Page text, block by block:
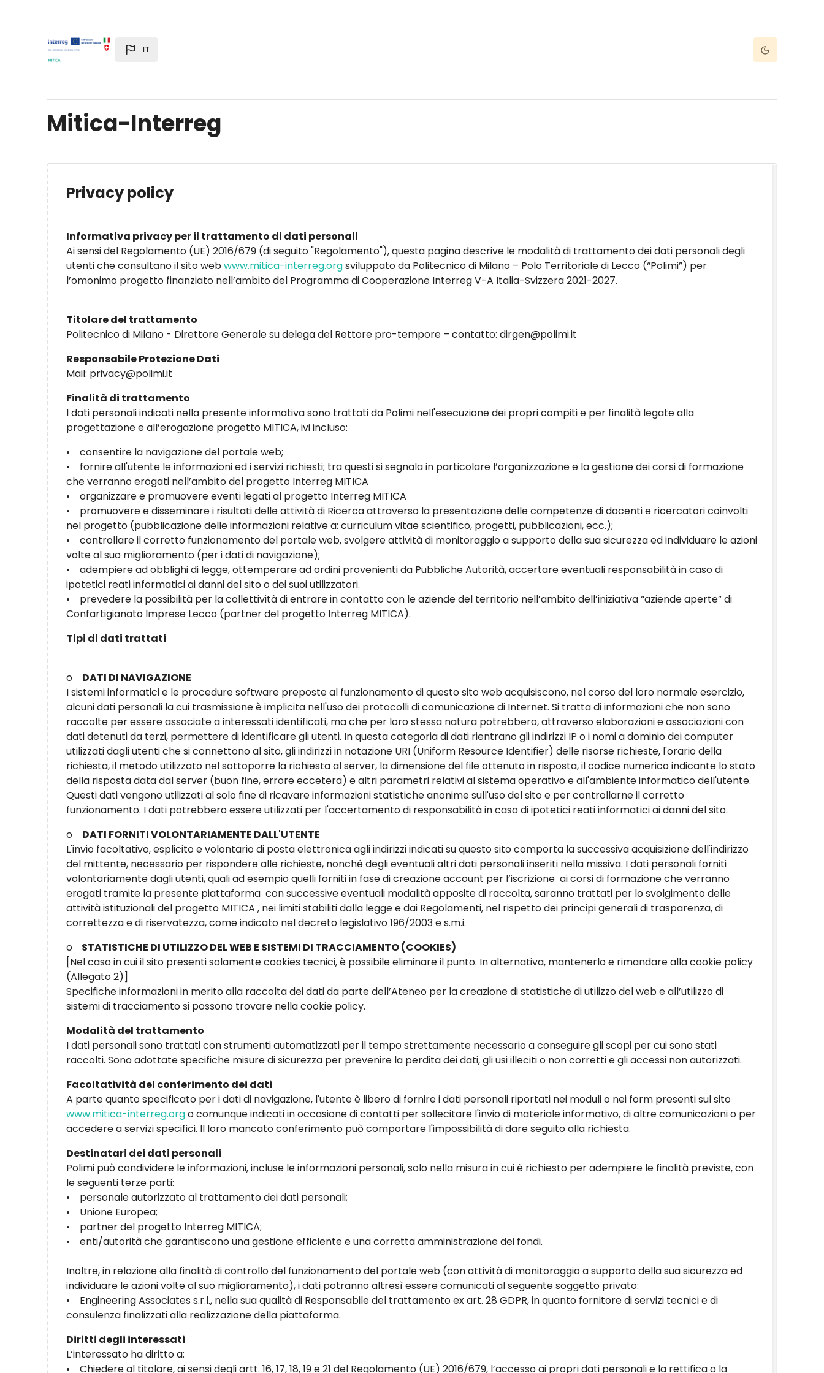
IT Dark Mode
Mitica-Interreg
Privacy policy
Informativa privacy per il trattamento di dati personali
Ai sensi del Regolamento (UE) 2016/679 (di seguito "Regolamento"), questa pagina descrive le modalità di trattamento dei dati personali degli
utenti che consultano il sito webwww.mitica-interreg.orgsviluppato da Politecnico di Milano – Polo Territoriale di Lecco (“Polimi”) per
l’omonimo progetto finanziato nell’ambito del Programma di Cooperazione Interreg V-A Italia-Svizzera 2021-2027.
Titolare del trattamento
Politecnico di Milano - Direttore Generale su delega del Rettore pro-tempore – contatto: dirgen@polimi.it
Responsabile Protezione Dati
Mail: privacy@polimi.it
Finalità di trattamento
I dati personali indicati nella presente informativa sono trattati da Polimi nell'esecuzione dei propri compiti e per finalità legate alla
progettazione e all’erogazione progetto MITICA, ivi incluso:
• consentire la navigazione del portale web;
• fornire all'utente le informazioni ed i servizi richiesti; tra questi si segnala in particolare l’organizzazione e la gestione dei corsi di formazione
che verranno erogati nell’ambito del progetto Interreg MITICA
• organizzare e promuovere eventi legati al progetto Interreg MITICA
• promuovere e disseminare i risultati delle attività di Ricerca attraverso la presentazione delle competenze di docenti e ricercatori coinvolti
nel progetto (pubblicazione delle informazioni relative a: curriculum vitae scientifico, progetti, pubblicazioni, ecc.);
• controllare il corretto funzionamento del portale web, svolgere attività di monitoraggio a supporto della sua sicurezza ed individuare le azioni
volte al suo miglioramento (per i dati di navigazione);
• adempiere ad obblighi di legge, ottemperare ad ordini provenienti da Pubbliche Autorità, accertare eventuali responsabilità in caso di
ipotetici reati informatici ai danni del sito o dei suoi utilizzatori.
• prevedere la possibilità per la collettività di entrare in contatto con le aziende del territorio nell’ambito dell’iniziativa “aziende aperte” di
Confartigianato Imprese Lecco (partner del progetto Interreg MITICA).
Tipi di dati trattati
o DATI DI NAVIGAZIONE
I sistemi informatici e le procedure software preposte al funzionamento di questo sito web acquisiscono, nel corso del loro normale esercizio,
alcuni dati personali la cui trasmissione è implicita nell'uso dei protocolli di comunicazione di Internet. Si tratta di informazioni che non sono
raccolte per essere associate a interessati identificati, ma che per loro stessa natura potrebbero, attraverso elaborazioni e associazioni con
dati detenuti da terzi, permettere di identificare gli utenti. In questa categoria di dati rientrano gli indirizzi IP o i nomi a dominio dei computer
utilizzati dagli utenti che si connettono al sito, gli indirizzi in notazione URI (Uniform Resource Identifier) delle risorse richieste, l'orario della
richiesta, il metodo utilizzato nel sottoporre la richiesta al server, la dimensione del file ottenuto in risposta, il codice numerico indicante lo stato
della risposta data dal server (buon fine, errore eccetera) e altri parametri relativi al sistema operativo e all'ambiente informatico dell'utente.
Questi dati vengono utilizzati al solo fine di ricavare informazioni statistiche anonime sull'uso del sito e per controllarne il corretto
funzionamento. I dati potrebbero essere utilizzati per l'accertamento di responsabilità in caso di ipotetici reati informatici ai danni del sito.
o DATI FORNITI VOLONTARIAMENTE DALL'UTENTE
L'invio facoltativo, esplicito e volontario di posta elettronica agli indirizzi indicati su questo sito comporta la successiva acquisizione dell'indirizzo
del mittente, necessario per rispondere alle richieste, nonché degli eventuali altri dati personali inseriti nella missiva. I dati personali forniti
volontariamente dagli utenti, quali ad esempio quelli forniti in fase di creazione account per l’iscrizione ai corsi di formazione che verranno
erogati tramite la presente piattaforma con successive eventuali modalità apposite di raccolta, saranno trattati per lo svolgimento delle
attività istituzionali del progetto MITICA , nei limiti stabiliti dalla legge e dai Regolamenti, nel rispetto dei principi generali di trasparenza, di
correttezza e di riservatezza, come indicato nel decreto legislativo 196/2003 e s.m.i.
o
STATISTICHE DI UTILIZZO DEL WEB E SISTEMI DI TRACCIAMENTO (COOKIES)
[Nel caso in cui il sito presenti solamente cookies tecnici, è possibile eliminare il punto. In alternativa, mantenerlo e rimandare alla cookie policy
(Allegato 2)]
Specifiche informazioni in merito alla raccolta dei dati da parte dell’Ateneo per la creazione di statistiche di utilizzo del web e all’utilizzo di
sistemi di tracciamento si possono trovare nella cookie policy.
Modalità del trattamento
I dati personali sono trattati con strumenti automatizzati per il tempo strettamente necessario a conseguire gli scopi per cui sono stati
raccolti. Sono adottate specifiche misure di sicurezza per prevenire la perdita dei dati, gli usi illeciti o non corretti e gli accessi non autorizzati.
Facoltatività del conferimento dei dati
A parte quanto specificato per i dati di navigazione, l'utente è libero di fornire i dati personali riportati nei moduli o nei form presenti sul sito
www.mitica-interreg.orgo comunque indicati in occasione di contatti per sollecitare l'invio di materiale informativo, di altre comunicazioni o per
accedere a servizi specifici. Il loro mancato conferimento può comportare l'impossibilità di dare seguito alla richiesta.
Destinatari dei dati personali
Polimi può condividere le informazioni, incluse le informazioni personali, solo nella misura in cui è richiesto per adempiere le finalità previste, con
le seguenti terze parti:
• personale autorizzato al trattamento dei dati personali;
• Unione Europea;
• partner del progetto Interreg MITICA;
• enti/autorità che garantiscono una gestione efficiente e una corretta amministrazione dei fondi.
Inoltre, in relazione alla finalità di controllo del funzionamento del portale web (con attività di monitoraggio a supporto della sua sicurezza ed
individuare le azioni volte al suo miglioramento), i dati potranno altresì essere comunicati al seguente soggetto privato:
• Engineering Associates s.r.l., nella sua qualità di Responsabile del trattamento ex art. 28 GDPR, in quanto fornitore di servizi tecnici e di
consulenza finalizzati alla realizzazione della piattaforma.
Diritti degli interessati
L’interessato ha diritto a:
• Chiedere al titolare, ai sensi degli artt. 16, 17, 18, 19 e 21 del Regolamento (UE) 2016/679, l’accesso ai propri dati personali e la rettifica o la